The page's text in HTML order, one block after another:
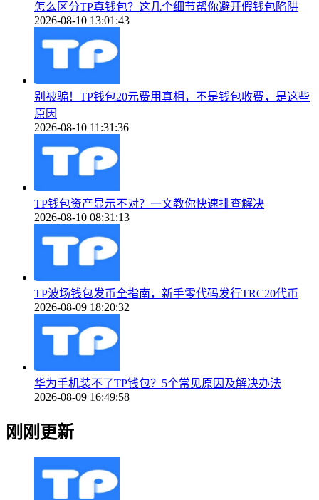
怎么区分TP真钱包？这几个细节帮你避开假钱包陷阱
2026-08-10 13:01:43
别被骗！TP钱包20元费用真相，不是钱包收费，是这些
原因
2026-08-10 11:31:36
TP钱包资产显示不对？一文教你快速排查解决
2026-08-10 08:31:13
TP波场钱包发币全指南，新手零代码发行TRC20代币
2026-08-09 18:20:32
华为手机装不了TP钱包？5个常见原因及解决办法
2026-08-09 16:49:58
刚刚更新